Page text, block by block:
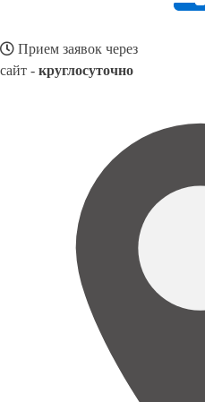
Прием заявок через
сайт - круглосуточно